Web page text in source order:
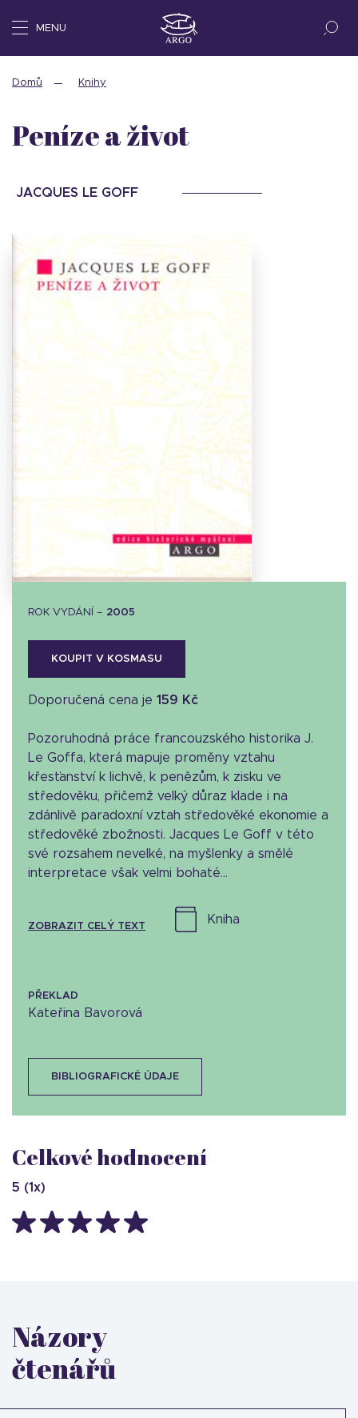
MENU
Domů Knihy
Peníze a život
JACQUES LE GOFF
ROK VYDÁNÍ – 2005
KOUPIT V KOSMASU
Doporučená cena je 159 Kč
Pozoruhodná práce francouzského historika J.
Le Goffa, která mapuje proměny vztahu
křesťanství k lichvě, k penězům, k zisku ve
středověku, přičemž velký důraz klade i na
zdánlivě paradoxní vztah středověké ekonomie a
středověké zbožnosti. Jacques Le Goff v této
své rozsahem nevelké, na myšlenky a smělé
interpretace však velmi bohaté...
ZOBRAZIT CELÝ TEXT
kniha
PŘEKLAD
Kateřina Bavorová
BIBLIOGRAFICKÉ ÚDAJE
Celkové hodnocení
5 (1x)
Názory
čtenářů